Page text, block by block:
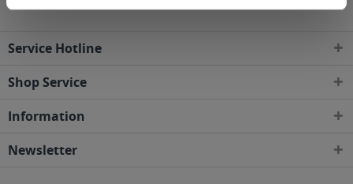
Service Hotline
Shop Service
Information
Newsletter